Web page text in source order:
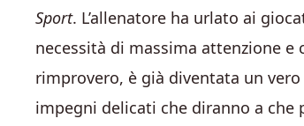
Sport. L’allenatore ha urlato ai
necessità di massima attenzione e
rimprovero, è già diventata un
impegni delicati che diranno a che